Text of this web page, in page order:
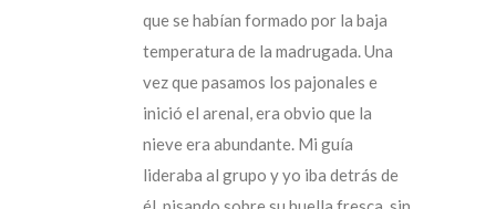
que se habían formado por la baja
temperatura de la madrugada. Una
vez que pasamos los pajonales e
inició el arenal, era obvio que la
nieve era abundante. Mi guía
lideraba al grupo y yo iba detrás de